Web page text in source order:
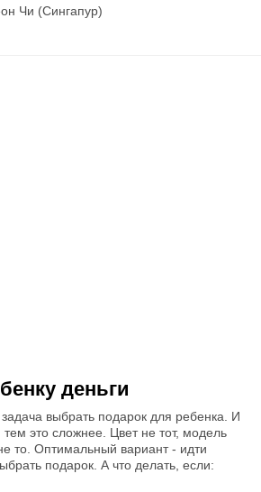
Чи (Сингапур)
деньги
выбрать подарок для ребенка. И
это сложнее. Цвет не тот, модель
то. Оптимальный вариант - идти
подарок. А что делать, если: